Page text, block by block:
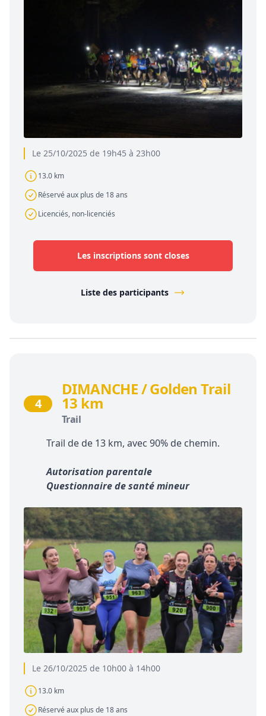
Le 25/10/2025 de 19h45 à 23h00
13.0 km
Réservé aux plus de 18 ans
Licenciés, non-licenciés
Les inscriptions sont closes
Liste des participants
Le 26/10/2025 de 10h00 à 14h00
13.0 km
Réservé aux plus de 18 ans
4
DIMANCHE / Golden Trail
13 km
Trail
Trail de de 13 km, avec 90% de chemin.
Autorisation parentale
Questionnaire de santé mineur